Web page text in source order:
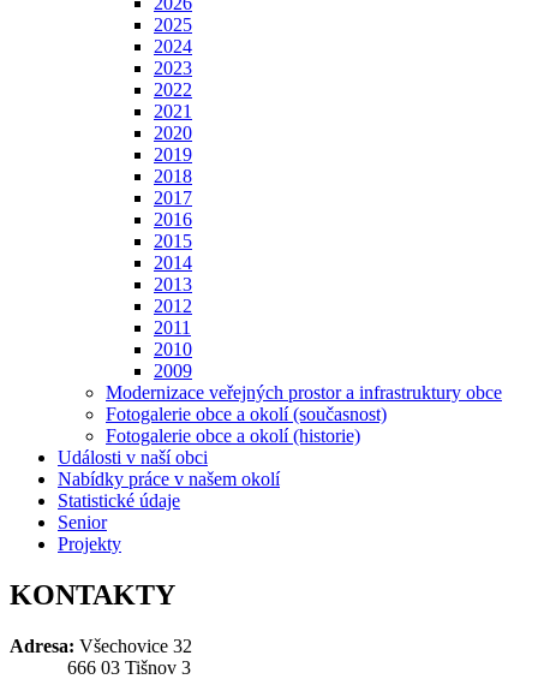
2025
2024
2023
2022
2021
2020
2019
2018
2017
2016
2015
2014
2013
2012
2011
2010
2009
Modernizace veřejných prostor a infrastruktury obce
Fotogalerie obce a okolí (současnost)
Fotogalerie obce a okolí (historie)
Události v naší obci
Nabídky práce v našem okolí
Statistické údaje
Senior
Projekty
KONTAKTY
Adresa: Všechovice 32
666 03 Tišnov 3